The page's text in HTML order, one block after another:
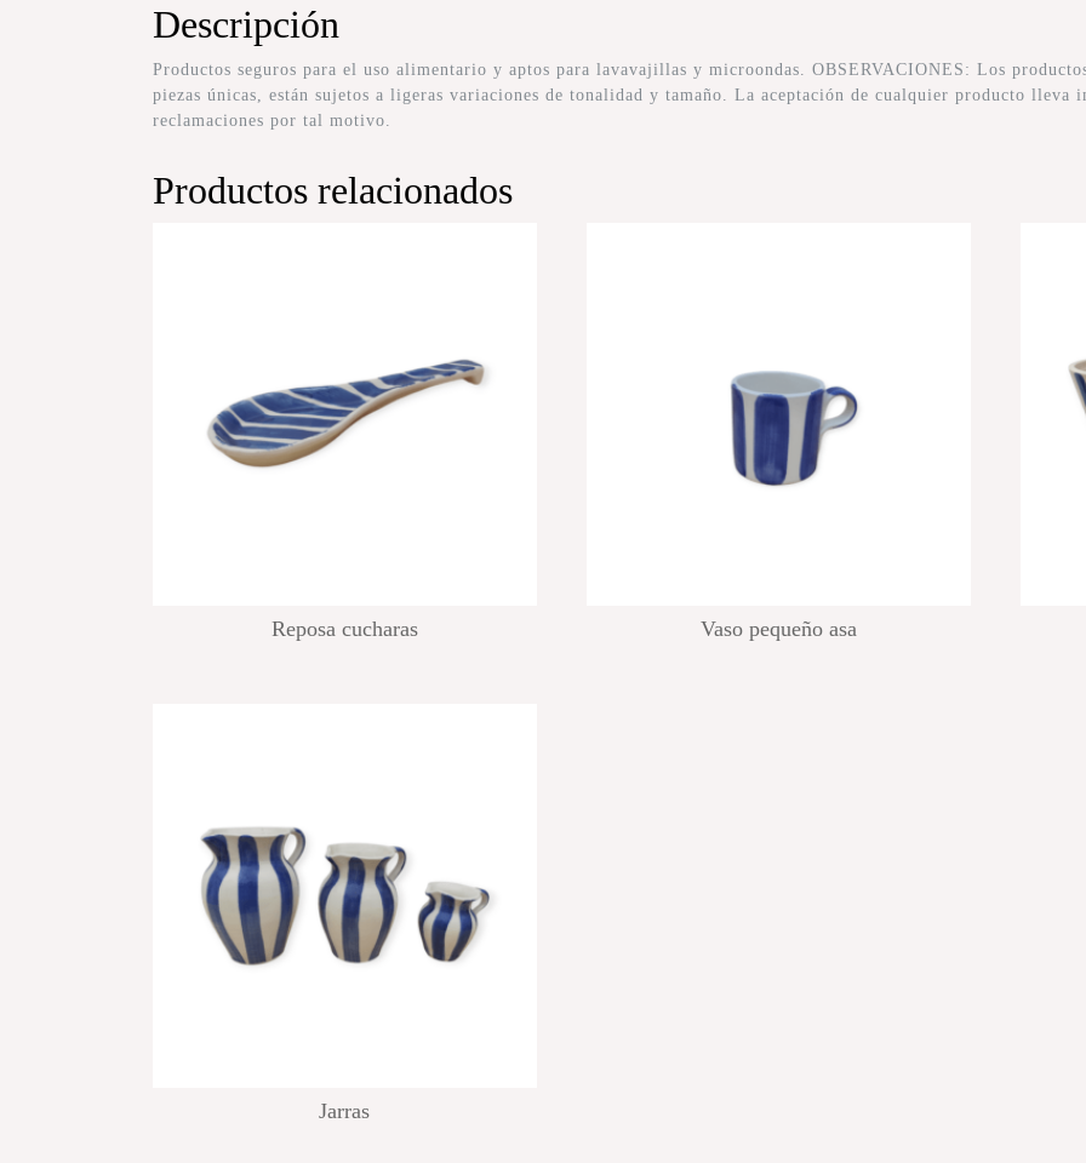
Descripción
Productos seguros para el uso alimentario y aptos para lavavajillas y microondas. OBSERVACIONES: Los
piezas únicas, están sujetos a ligeras variaciones de tonalidad y tamaño. La aceptación de cualquier producto lleva
reclamaciones por tal motivo.
Productos relacionados
Reposa cucharas Vaso pequeño asa
Jarras